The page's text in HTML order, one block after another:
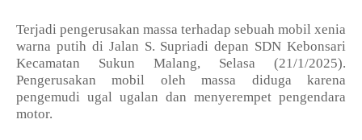
Terjadi pengerusakan massa terhadap sebuah mobil xenia
warna putih di Jalan S. Supriadi depan SDN Kebonsari
Kecamatan Sukun Malang, Selasa (21/1/2025).
Pengerusakan mobil oleh massa diduga karena
pengemudi ugal ugalan dan menyerempet pengendara
motor.